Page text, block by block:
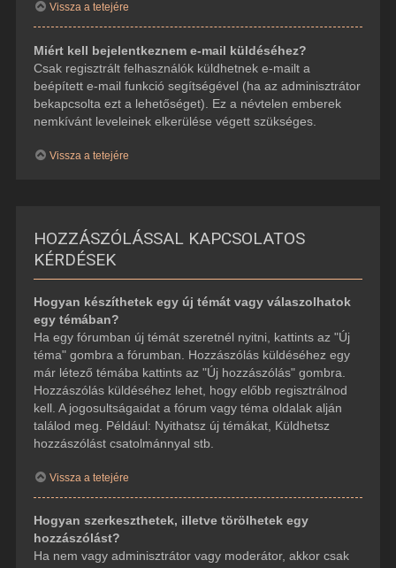
Vissza a tetejére
Miért kell bejelentkeznem e-mail küldéséhez?
Csak regisztrált felhasználók küldhetnek e-mailt a
beépített e-mail funkció segítségével (ha az adminisztrátor
bekapcsolta ezt a lehetőséget). Ez a névtelen emberek
nemkívánt leveleinek elkerülése végett szükséges.
Vissza a tetejére
HOZZÁSZÓLÁSSAL KAPCSOLATOS
KÉRDÉSEK
Hogyan készíthetek egy új témát vagy válaszolhatok
egy témában?
Ha egy fórumban új témát szeretnél nyitni, kattints az "Új
téma" gombra a fórumban. Hozzászólás küldéséhez egy
már létező témába kattints az "Új hozzászólás" gombra.
Hozzászólás küldéséhez lehet, hogy előbb regisztrálnod
kell. A jogosultságaidat a fórum vagy téma oldalak alján
találod meg. Például: Nyithatsz új témákat, Küldhetsz
hozzászólást csatolmánnyal stb.
Vissza a tetejére
Hogyan szerkeszthetek, illetve törölhetek egy
hozzászólást?
Ha nem vagy adminisztrátor vagy moderátor, akkor csak